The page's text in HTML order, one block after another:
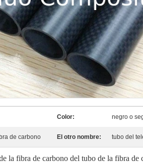
Color: negro o
de carbono El otro nombre: tubo del
la fibra de carbono del tubo de la fibra de